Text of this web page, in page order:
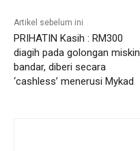
Artikel sebelum ini
PRIHATIN Kasih : RM300
diagih pada golongan miskin
bandar, diberi secara
‘cashless’ menerusi Mykad